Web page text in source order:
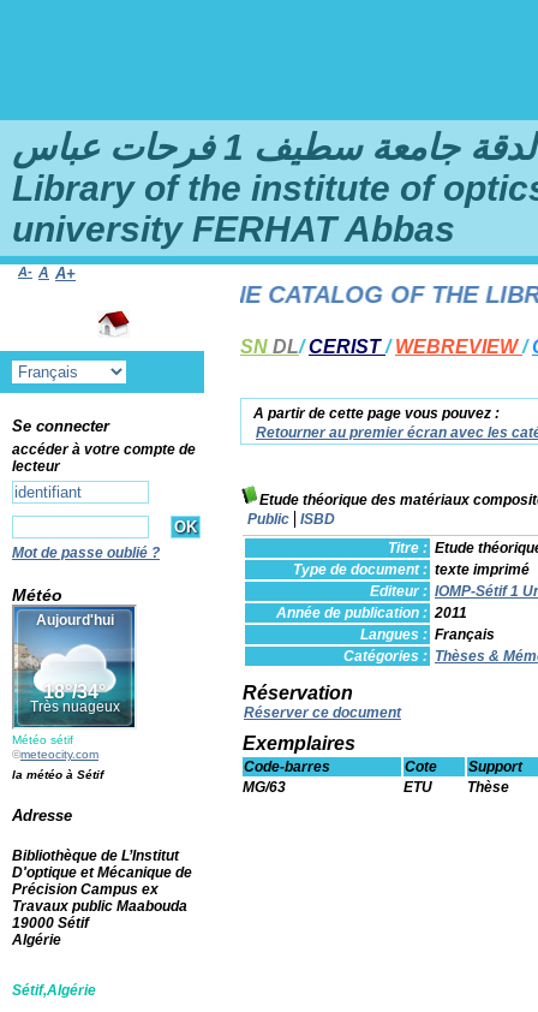
سطيف 1 فرحات عباس
Library of the institute of
university FERHAT Abbas
SN DL/CERIST/WEBREVIEW/
A partir de cette page vous pouvez :
Retourner au premier écran avec les
Etude théorique des matériaux
Public
ISBD
Titre : Etude
Type de document : texte imprimé
Editeur : IOMP-Sétif 1
Année de publication : 2011
Langues : Français
Catégories : Thèses &
Réservation
Réserver ce document
Exemplaires
Code-barres Cote
Support
MG/63
ETU Thèse
TO THE ONLINE CATALOG OF THE
A- A A+
Se connecter
accéder à votre compte de
lecteur
Mot de passe oublié ?
Météo
Météo sétif
©meteocity.com
la météo à Sétif
Adresse
Bibliothèque de L’Institut
D'optique et Mécanique de
Précision Campus ex
Travaux public Maabouda
19000 Sétif
Algérie
Sétif,Algérie